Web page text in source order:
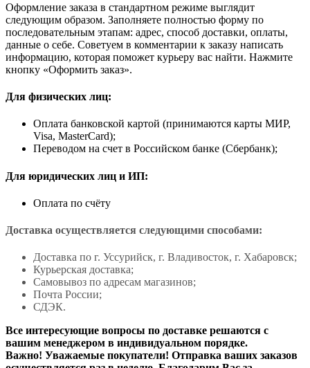
Оформление заказа в стандартном режиме выглядит
следующим образом. Заполняете полностью форму по
последовательным этапам: адрес, способ доставки, оплаты,
данные о себе. Советуем в комментарии к заказу написать
информацию, которая поможет курьеру вас найти. Нажмите
кнопку «Оформить заказ».
Для физических лиц:
Оплата банковской картой (принимаются карты МИР,
Visa, MasterCard);
Переводом на счет в Российском банке (Сбербанк);
Для юридических лиц и ИП:
Оплата по счёту
Доставка осуществляется следующими способами:
Доставка по г. Уссурийск, г. Владивосток, г. Хабаровск;
Курьерская доставка;
Самовывоз по адресам магазинов;
Почта России;
СДЭК.
Все интересующие вопросы по доставке решаются с
вашим менеджером в индивидуальном порядке.
Важно! Уважаемые покупатели! Отправка ваших заказов